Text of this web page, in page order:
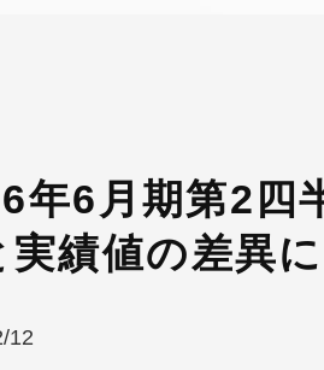
年6月期第2四
実績値の差異
12